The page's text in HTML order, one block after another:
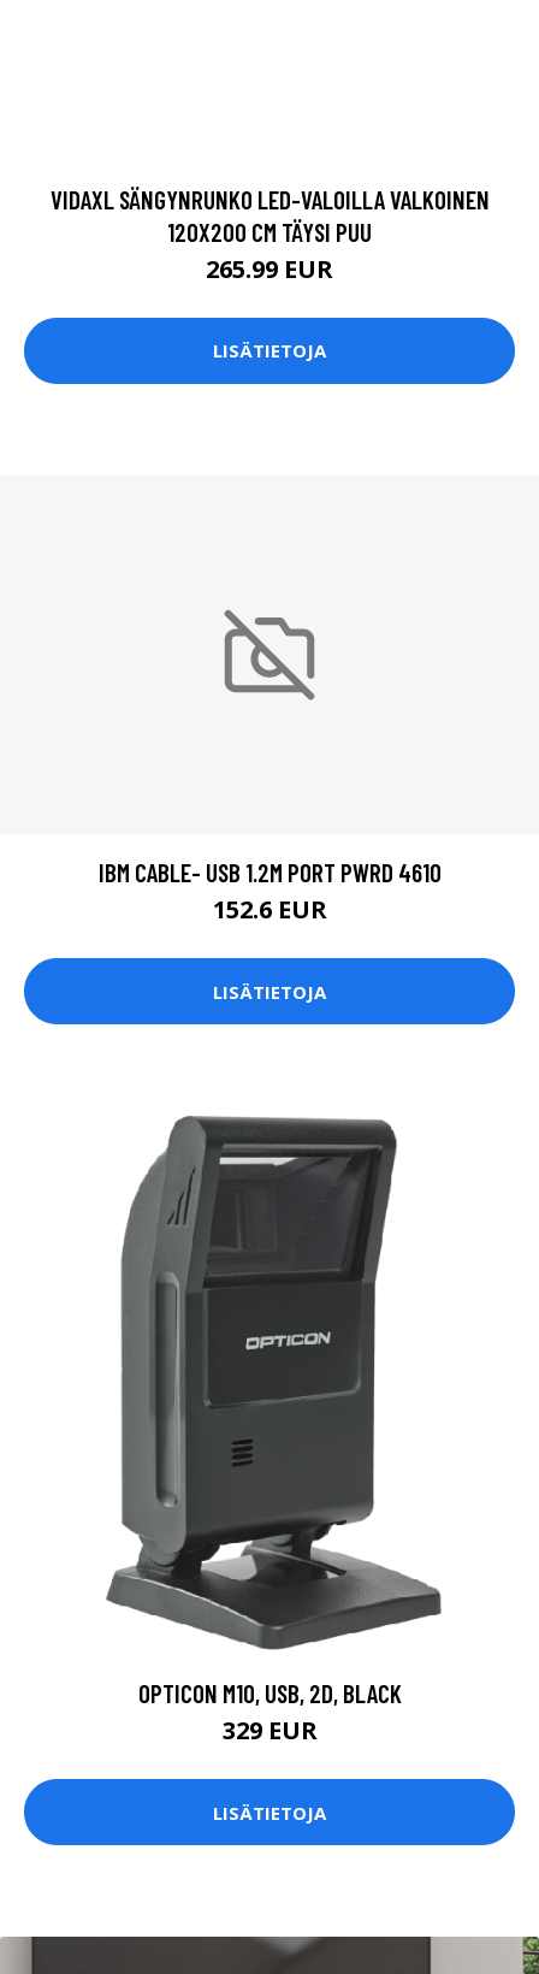
VIDAXL SÄNGYNRUNKO LED-VALOILLA VALKOINEN
120X200 CM TÄYSI PUU
265.99 EUR
LISÄTIETOJA
IBM CABLE- USB 1.2M PORT PWRD 4610
152.6 EUR
LISÄTIETOJA
OPTICON M10, USB, 2D, BLACK
329 EUR
LISÄTIETOJA